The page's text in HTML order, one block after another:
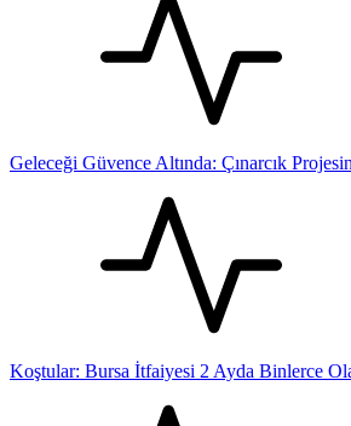
Geleceği Güvence Altında: Çınarcık
Koştular: Bursa İtfaiyesi 2 Ayda Binlerce